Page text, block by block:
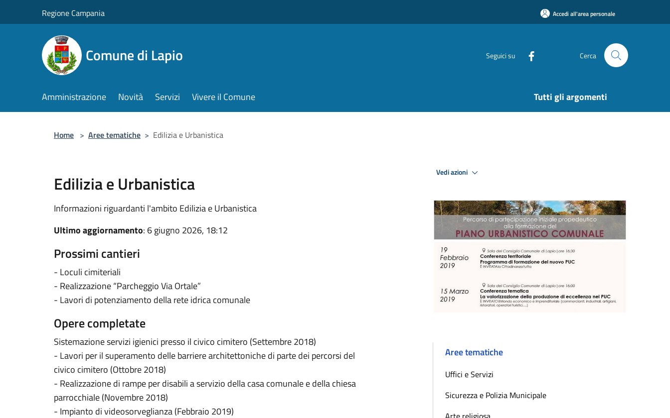
Regione Campania Accedi all'area personale
Comune di Lapio Seguici su Cerca
Amministrazione Novità Servizi Vivere il Comune Tutti gli argomenti
Home > Aree tematiche > Edilizia e Urbanistica
Edilizia e Urbanistica
Informazioni riguardanti l'ambito Edilizia e Urbanistica
Ultimo aggiornamento: 6 giugno 2026, 18:12
Prossimi cantieri
- Loculi cimiteriali
- Realizzazione “Parcheggio Via Ortale”
- Lavori di potenziamento della rete idrica comunale
Opere completate
Sistemazione servizi igienici presso il civico cimitero (Settembre 2018)
- Lavori per il superamento delle barriere architettoniche di parte dei percorsi del
civico cimitero (Ottobre 2018)
- Realizzazione di rampe per disabili a servizio della casa comunale e della chiesa
parrocchiale (Novembre 2018)
- Impianto di videosorveglianza (Febbraio 2019)
Vedi azioni
Aree tematiche
Uffici e Servizi
Sicurezza e Polizia Municipale